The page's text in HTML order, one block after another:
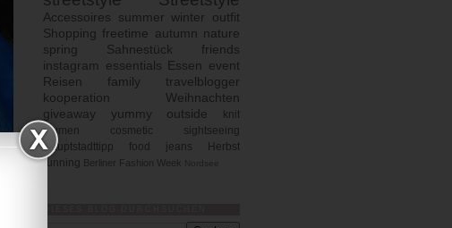
Accessoires summer winter
outfit
Shopping freetime autumn nature
spring
Sahnestück
friends
instagram
essentials Essen event
Reisen
family
travelblogger
kooperation
Weihnachten
giveaway
yummy outside
knit
blumen
cosmetic
sightseeing
Hauptstadttipp
food jeans
Herbst
running Berliner Fashion Week Nordsee